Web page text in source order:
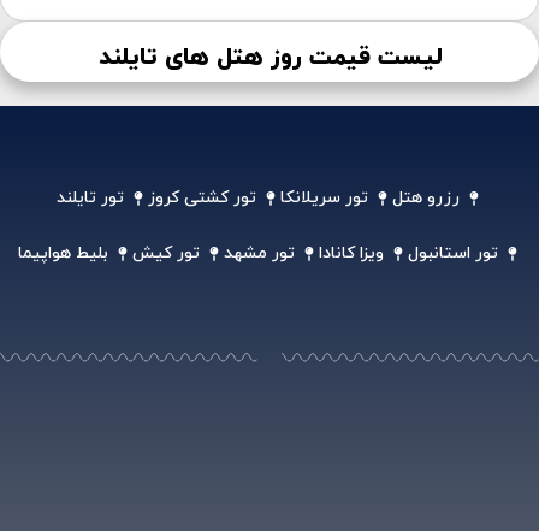
لیست قیمت روز هتل های تایلند
رزرو هتل تور سریلانکا تور کشتی کروز تور تایلند
تور استانبول ویزا کانادا تور مشهد تور کیش بلیط هواپیما